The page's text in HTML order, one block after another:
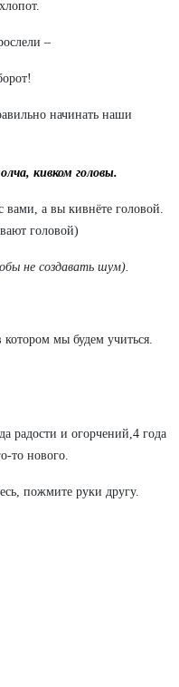
–
начинать наши
кивком головы.
вами, а вы кивнёте головой.
головой)
не создавать шум).
мы будем учиться.
радости и огорчений,4 года
то нового.
пожмите руки другу.